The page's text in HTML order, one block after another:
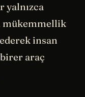
yalnızca
mükemmellik
insan
araç